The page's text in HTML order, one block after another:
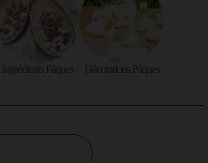
Ingrédients Pâques Décorations Pâques